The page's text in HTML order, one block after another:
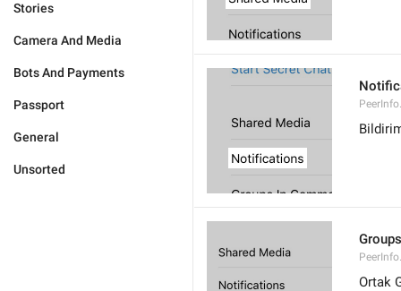
Stories
Camera And Media
Bots And Payments
Passport
General
Unsorted
Ortak